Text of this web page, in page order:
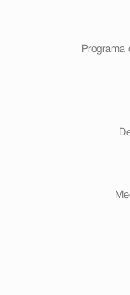
Programa